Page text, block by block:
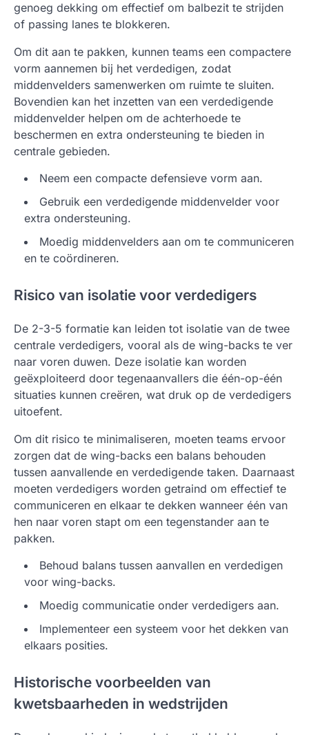
genoeg dekking om effectief om balbezit te strijden
of passing lanes te blokkeren.
Om dit aan te pakken, kunnen teams een compactere
vorm aannemen bij het verdedigen, zodat
middenvelders samenwerken om ruimte te sluiten.
Bovendien kan het inzetten van een verdedigende
middenvelder helpen om de achterhoede te
beschermen en extra ondersteuning te bieden in
centrale gebieden.
Neem een compacte defensieve vorm aan.
Gebruik een verdedigende middenvelder voor
extra ondersteuning.
Moedig middenvelders aan om te communiceren
en te coördineren.
Risico van isolatie voor verdedigers
De 2-3-5 formatie kan leiden tot isolatie van de twee
centrale verdedigers, vooral als de wing-backs te ver
naar voren duwen. Deze isolatie kan worden
geëxploiteerd door tegenaanvallers die één-op-één
situaties kunnen creëren, wat druk op de verdedigers
uitoefent.
Om dit risico te minimaliseren, moeten teams ervoor
zorgen dat de wing-backs een balans behouden
tussen aanvallende en verdedigende taken. Daarnaast
moeten verdedigers worden getraind om effectief te
communiceren en elkaar te dekken wanneer één van
hen naar voren stapt om een tegenstander aan te
pakken.
Behoud balans tussen aanvallen en verdedigen
voor wing-backs.
Moedig communicatie onder verdedigers aan.
Implementeer een systeem voor het dekken van
elkaars posities.
Historische voorbeelden van
kwetsbaarheden in wedstrijden